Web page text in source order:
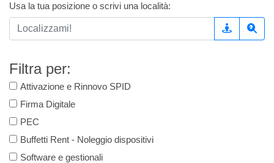
Usa la tua posizione o scrivi una località:
Filtra per:
Attivazione e Rinnovo SPID
Firma Digitale
PEC
Buffetti Rent - Noleggio dispositivi
Software e gestionali